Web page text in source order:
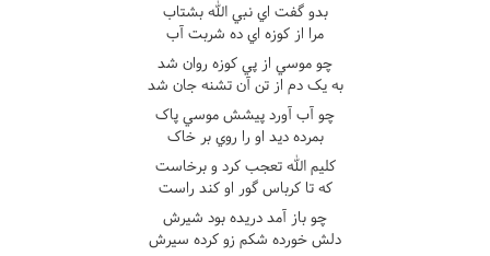
بدو گفت اي نبي الله بشتاب
مرا از کوزه اي ده شربت آب
چو موسي از پي کوزه روان شد
به يک دم از تن آن تشنه جان شد
چو آب آورد پيشش موسي پاک
بمرده ديد او را روي بر خاک
کليم الله تعجب کرد و برخاست
که تا کرباس گور او کند راست
چو باز آمد دريده بود شيرش
دلش خورده شکم زو کرده سيرش